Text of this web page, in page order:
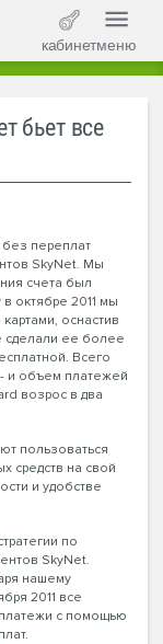
кабинетменю
бьет все
переплат
SkyNet. Мы
счета был
октябре 2011 мы
оснастив
сделали ее более
Всего
и объем платежей
возрос в два
пользоваться
средств на свой
и удобстве
по
SkyNet.
нашему
2011 все
с помощью